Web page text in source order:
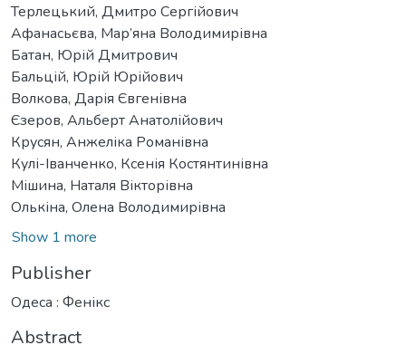
Терлецький, Дмитро Сергійович
Афанасьєва, Мар’яна Володимирівна
Батан, Юрій Дмитрович
Бальцій, Юрій Юрійович
Волкова, Дарія Євгенівна
Єзеров, Альберт Анатолійович
Крусян, Анжеліка Романівна
Кулі-Іванченко, Ксенія Костянтинівна
Мішина, Наталя Вікторівна
Олькіна, Олена Володимирівна
Show 1 more
Publisher
Одеса : Фенікс
Abstract